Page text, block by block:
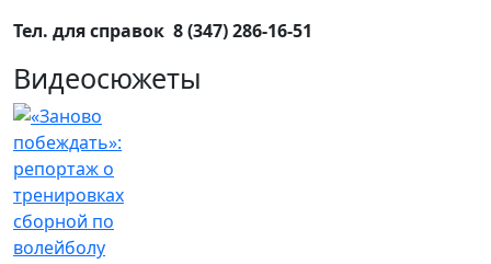
Тел. для справок 8 (347) 286-16-51
Видеосюжеты